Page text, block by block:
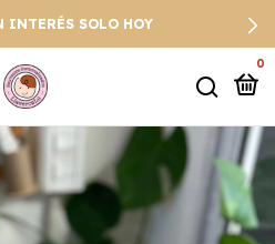
INTERÉS SOLO HOY
0